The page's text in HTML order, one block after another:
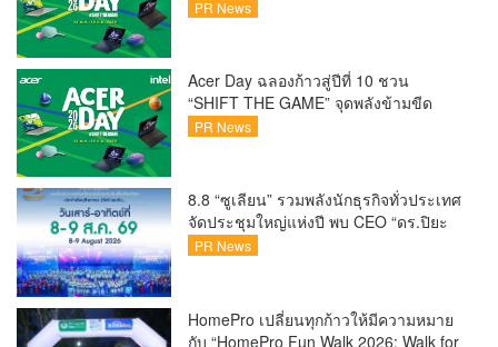
ระหว่างโรงพยาบาลและ Startup ร่วม
PR News
Acer Day ฉลองก้าวสู่ปีที่ 10 ชวน
“SHIFT THE GAME” จุดพลังข้ามขีด
จำกัด พลิกบทใหม่ในแบบของคุณ
PR News
8.8 “ซูเลียน” รวมพลังนักธุรกิจทั่วประเทศ
จัดประชุมใหญ่แห่งปี พบ CEO “ดร.ปิยะ
วัฒน์” ถ่ายทอดวิสัยทัศน์ธุรกิจ พร้อมฟรี
PR News
HomePro เปลี่ยนทุกก้าวให้มีความหมาย
กับ “HomePro Fun Walk 2026: Walk for